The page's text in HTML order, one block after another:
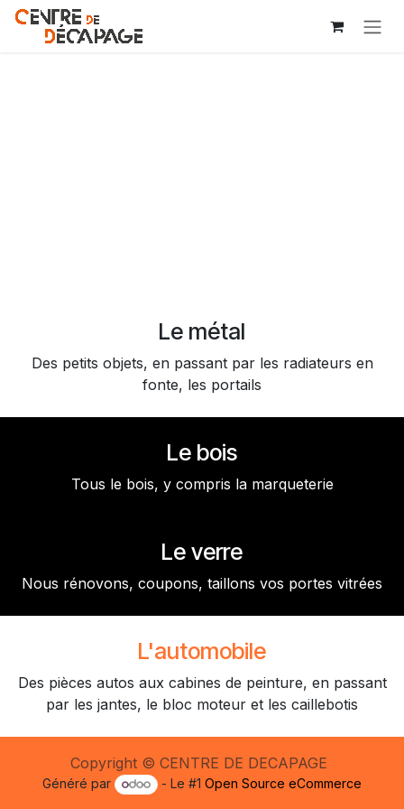
Se rendre au contenu
Le métal
Des petits objets, en passant par les radiateurs en
fonte, les portails
Le bois
Tous le bois, y compris la marqueterie
Le verre
Nous rénovons, coupons, taillons vos portes vitrées
L'automobile
Des pièces autos aux cabines de peinture, en passant
par les jantes, le bloc moteur et les caillebotis
Copyright © CENTRE DE DECAPAGE
Généré par - Le #1Open Source eCommerce